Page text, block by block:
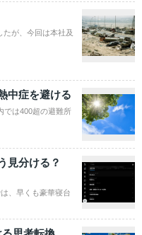
が、今回は本社及
中症を避ける
では400超の避難所
見分ける？
、早くも豪華寝台